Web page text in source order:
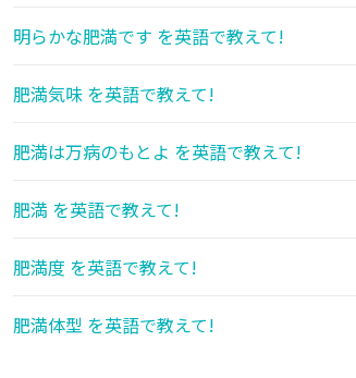
明らかな肥満です を英語で教えて!
肥満気味 を英語で教えて!
肥満は万病のもとよ を英語で教えて!
肥満 を英語で教えて!
肥満度 を英語で教えて!
肥満体型 を英語で教えて!